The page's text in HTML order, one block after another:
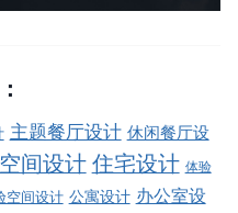
主题餐厅设计 休闲餐厅设
间设计 住宅设计 体验
空间设计 公寓设计 办公室设